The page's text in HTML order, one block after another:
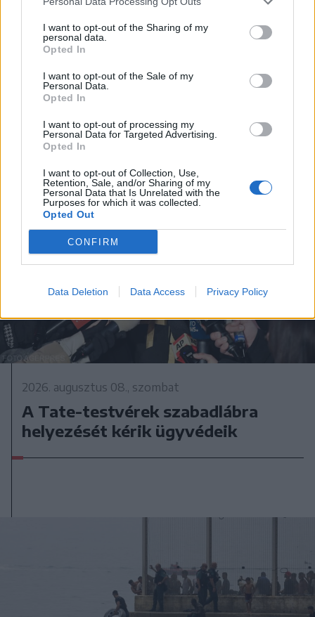
I want to opt-out of the Sharing of my
personal data.
Opted In
I want to opt-out of the Sale of my
Personal Data.
Opted In
I want to opt-out of processing my
Personal Data for Targeted Advertising.
Opted In
I want to opt-out of Collection, Use,
Retention, Sale, and/or Sharing of my
Personal Data that Is Unrelated with the
Purposes for which it was collected.
Opted Out
CONFIRM
Data Deletion Data Access Privacy Policy
epilepsziámmal
A rovat további cikkei
2026. augusztus 08., szombat
A Tate-testvérek szabadlábra
helyezését kérik ügyvédeik